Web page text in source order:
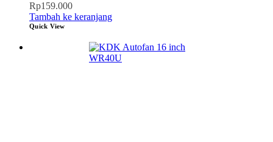
Rp159.000
Tambah ke keranjang
Quick View